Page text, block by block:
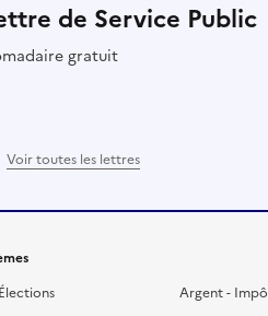
de Service Public
gratuit
Voir toutes les lettres
Argent -